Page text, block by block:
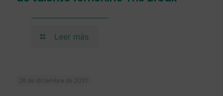
Leer más
28 de diciembre de 2021